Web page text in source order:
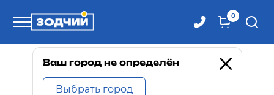
0
ТелефоныВаш город не определён
Выбрать город